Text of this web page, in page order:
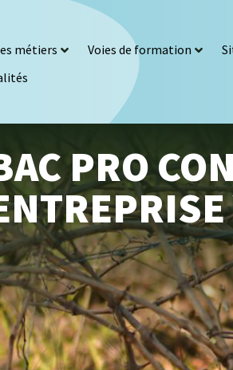
métiers Voies de formation
PRO